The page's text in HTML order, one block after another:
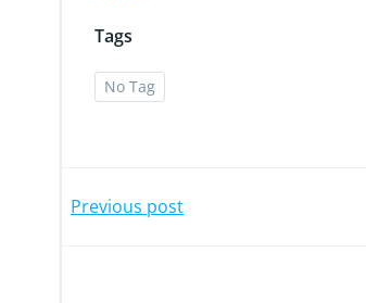
Tags
No Tag
Post
Previous post